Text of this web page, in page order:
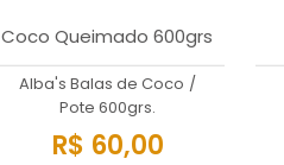
Coco Queimado 600grs
Alba's Balas de Coco /
Pote 600grs.
R$ 60,00